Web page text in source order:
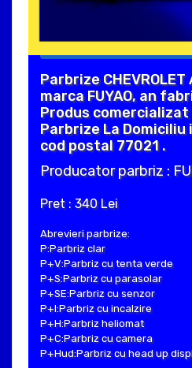
Parbrize CHEVROLET
marca FUYAO, an
Produs
Parbrize La Domiciliu
cod postal 77021 .
Producator parbriz :
Pret : 340 Lei
Abrevieri parbrize:
P:Parbriz clar
P+V:Parbriz cu tenta verde
P+S:Parbriz cu parasolar
P+SE:Parbriz cu senzor
P+I:Parbriz cu incalzire
P+H:Parbriz heliomat
P+C:Parbriz cu camera
P+Hud:Parbriz cu head up